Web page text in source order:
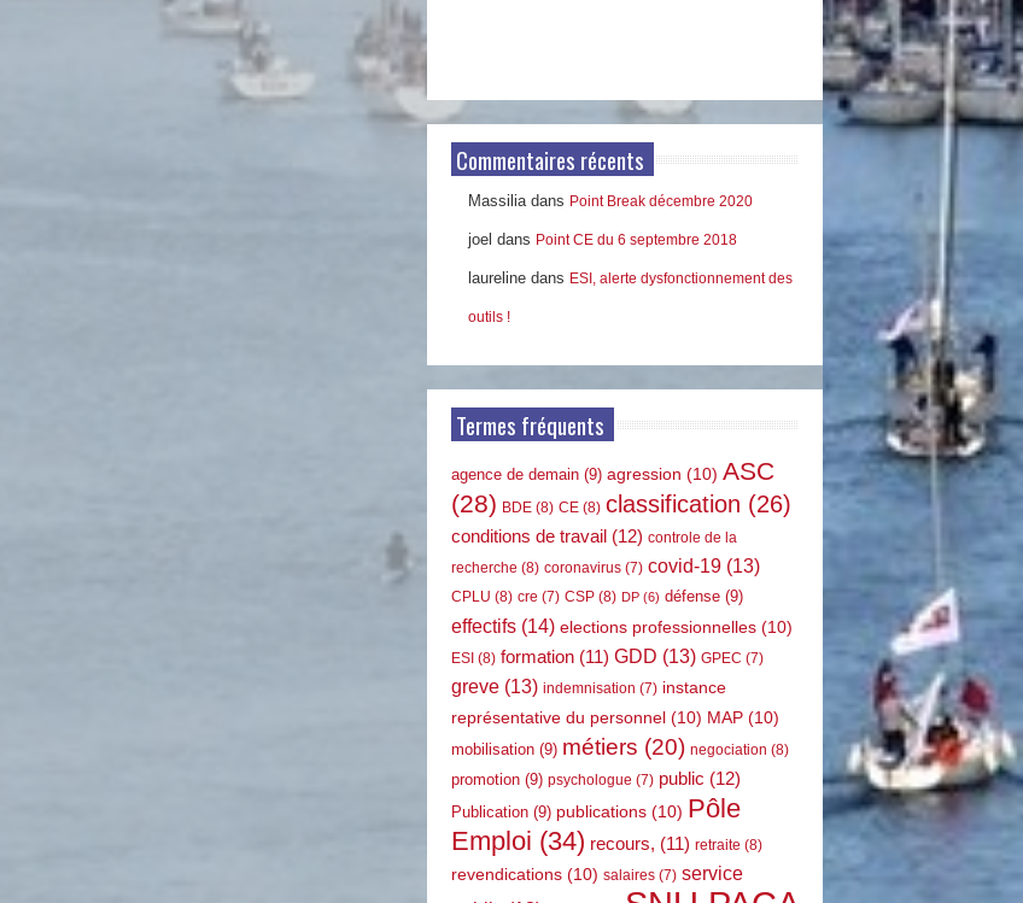
Commentaires récents
Massilia dans Point Break décembre 2020
joel dans Point CE du 6 septembre 2018
laureline dans ESI, alerte dysfonctionnement des
outils !
Termes fréquents
agence de demain (9) agression (10) ASC
(28) BDE (8) CE (8) classification (26)
conditions de travail (12) controle de la
recherche (8) coronavirus (7) covid-19 (13)
CPLU (8) cre (7) CSP (8) DP (6) défense (9)
effectifs (14) elections professionnelles (10)
ESI (8) formation (11) GDD (13) GPEC (7)
greve (13) indemnisation (7) instance
représentative du personnel (10) MAP (10)
mobilisation (9) métiers (20) negociation (8)
promotion (9) psychologue (7) public (12)
Publication (9) publications (10) Pôle
Emploi (34) recours, (11) retraite (8)
revendications (10) salaires (7) service